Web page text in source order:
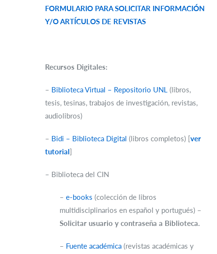
FORMULARIO PARA SOLICITAR INFORMACIÓN
Y/O ARTÍCULOS DE REVISTAS
Recursos Digitales:
– Biblioteca Virtual – Repositorio UNL (libros,
tesis, tesinas, trabajos de investigación, revistas,
audiolibros)
– Bidi – Biblioteca Digital (libros completos) [ver
tutorial]
– Biblioteca del CIN
– e-books (colección de libros
multidisciplinarios en español y portugués) –
Solicitar usuario y contraseña a Biblioteca.
– Fuente académica (revistas académicas y